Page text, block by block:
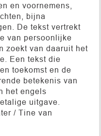
en voornemens,
bijna
De tekst vertrekt
van persoonlijke
zoekt van daaruit het
Een tekst die
toekomst en de
betekenis van
het engels
uitgave.
/ Tine van